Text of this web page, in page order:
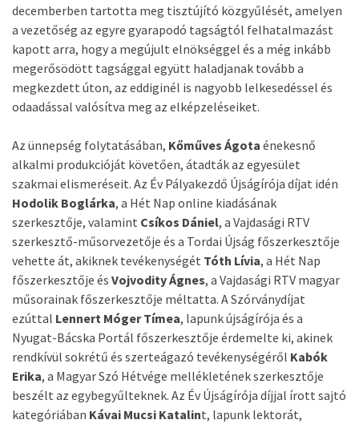
decemberben tartotta meg tisztújító közgyűlését, amelyen
a vezetőség az egyre gyarapodó tagságtól felhatalmazást
kapott arra, hogy a megújult elnökséggel és a még inkább
megerősödött tagsággal együtt haladjanak tovább a
megkezdett úton, az eddiginél is nagyobb lelkesedéssel és
odaadással valósítva meg az elképzeléseiket.
Az ünnepség folytatásában, Kőműves Ágota énekesnő
alkalmi produkcióját követően, átadták az egyesület
szakmai elismeréseit. Az Év Pályakezdő Újságírója díjat idén
Hodolik Boglárka, a Hét Nap online kiadásának
szerkesztője, valamint Csíkos Dániel, a Vajdasági RTV
szerkesztő-műsorvezetője és a Tordai Újság főszerkesztője
vehette át, akiknek tevékenységét Tóth Lívia, a Hét Nap
főszerkesztője és Vojvodity Ágnes, a Vajdasági RTV magyar
műsorainak főszerkesztője méltatta. A Szórványdíjat
ezúttal Lennert Móger Tímea, lapunk újságírója és a
Nyugat-Bácska Portál főszerkesztője érdemelte ki, akinek
rendkívül sokrétű és szerteágazó tevékenységéről Kabók
Erika, a Magyar Szó Hétvége mellékletének szerkesztője
beszélt az egybegyűlteknek. Az Év Újságírója díjjal írott sajtó
kategóriában Kávai Mucsi Katalint, lapunk lektorát,